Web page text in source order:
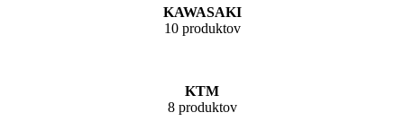
KAWASAKI
10 produktov
KTM
8 produktov